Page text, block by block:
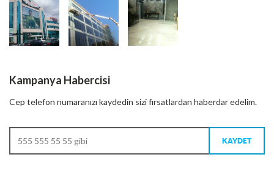
Kampanya Habercisi
Cep telefon numaranızı kaydedin sizi fırsatlardan haberdar edelim.